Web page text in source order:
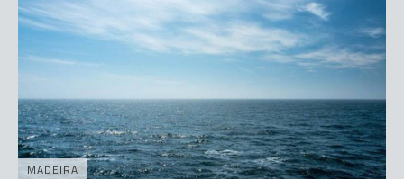
MADEIRA